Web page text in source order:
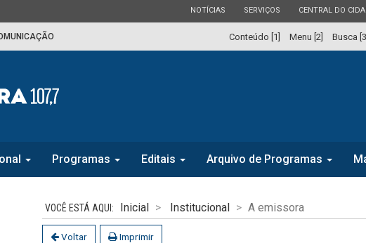
ESTADO
NOTÍCIAS ESTADO
SERVIÇOS ESTADO
CENTRAL DO
Conteúdo [1] Menu [2] Busca
Programas Editais Arquivo de Programas
Inicial Institucional A emissora
Voltar Imprimir